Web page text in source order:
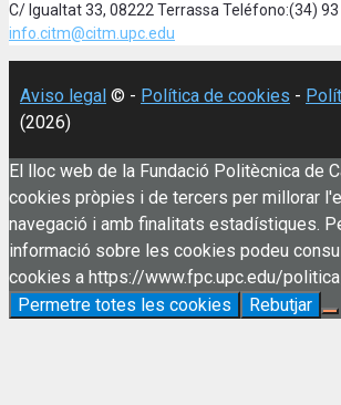
C/ Igualtat 33, 08222 Terrassa Teléfono:(34) 93
info.citm@citm.upc.edu
Aviso legal © - Política de cookies -
(2026)
El lloc web de la Fundació Politècnica de
cookies pròpies i de tercers per millorar
navegació i amb finalitats estadístiques.
informació sobre les cookies podeu
cookies a https://www.fpc.upc.edu/
Permetre totes les cookies
Rebutjar